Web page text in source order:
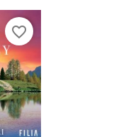
favorite_border